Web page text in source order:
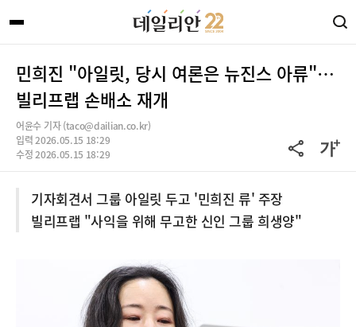
민희진 "아일릿, 당시 여론은 뉴진스 아류"…
빌리프랩 손배소 재개
어윤수 기자 (taco@dailian.co.kr)
입력 2026.05.15 18:29
수정 2026.05.15 18:29
기자회견서 그룹 아일릿 두고 '민희진 류' 주장
빌리프랩 "사익을 위해 무고한 신인 그룹 희생양"